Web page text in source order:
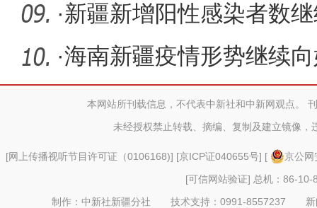
患者和急
·新疆新增阳性感染者数
初步得到
·海南新疆疫情形势继续
社区传播
本网站所刊载信息，不代表中新社和中新网观点。
未经授权禁止转载、摘编、复制及建立镜像，
[网上传播视听节目许可证（0106168)] [京ICP证040655号] [
京公
[可信网站验证] 总机：86-10-
制作：中新社新疆分社 技术支持：0991-8557237